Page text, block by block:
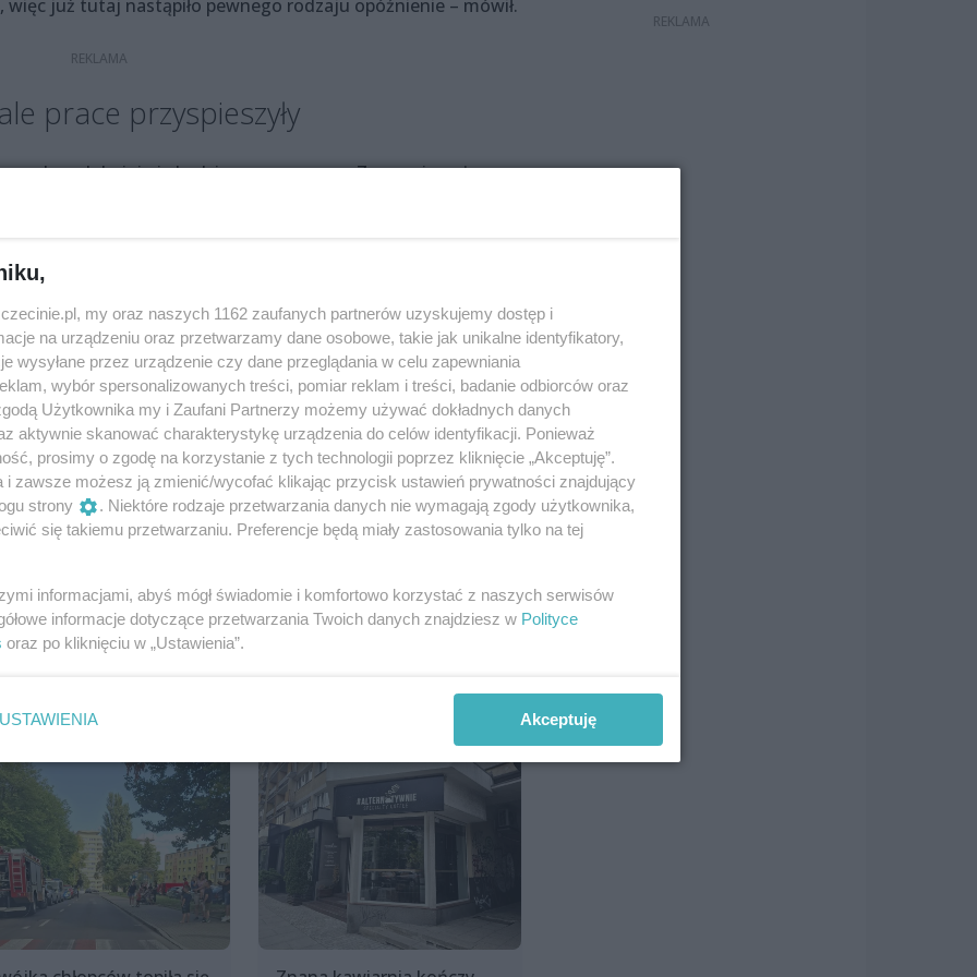
więc już tutaj nastąpiło pewnego rodzaju opóźnienie – mówił.
prace przyspieszyły
nie będzie on znaczący. – Zapewniam, że w
Roman Walaszkowski. – Różnych „kwiatków” na
znacznie przyspieszyły. Postęp jest widoczny.
pomiędzy Szczecinem a Goleniowem, Stargardem i
wspólnego biletu okresowego łączącego przejazdy
SKM-ki w kierunku Kołbaskowa. Najpierw jednak musi
torowa w kierunku granicy. Na razie PKP PLK szuka
my oraz naszych 1162 zaufanych partnerów uzyskujemy dostęp i
na urządzeniu oraz przetwarzamy dane osobowe, takie jak unikalne identyfikatory,
wysyłane przez urządzenie czy dane przeglądania w celu zapewniania
wybór spersonalizowanych treści, pomiar reklam i treści, badanie odbiorców oraz
Użytkownika my i Zaufani Partnerzy możemy używać dokładnych danych
aktywnie skanować charakterystykę urządzenia do celów identyfikacji. Ponieważ
prosimy o zgodę na korzystanie z tych technologii poprzez kliknięcie „Akceptuję”.
i zawsze możesz ją zmienić/wycofać klikając przycisk ustawień prywatności znajdujący
strony
. Niektóre rodzaje przetwarzania danych nie wymagają zgody użytkownika,
się takiemu przetwarzaniu. Preferencje będą miały zastosowania tylko na tej
informacjami, abyś mógł świadomie i komfortowo korzystać z naszych serwisów
informacje dotyczące przetwarzania Twoich danych znajdziesz w Polityce
oraz po kliknięciu w „Ustawienia”.
USTAWIENIA Akceptuję